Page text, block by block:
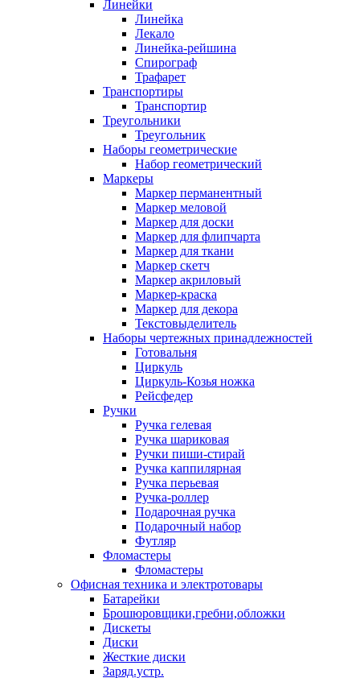
Линейки
Линейка
Лекало
Линейка-рейшина
Спирограф
Трафарет
Транспортиры
Транспортир
Треугольники
Треугольник
Наборы геометрические
Набор геометрический
Маркеры
Маркер перманентный
Маркер меловой
Маркер для доски
Маркер для флипчарта
Маркер для ткани
Маркер скетч
Маркер акриловый
Маркер-краска
Маркер для декора
Текстовыделитель
Наборы чертежных принадлежностей
Готовальня
Циркуль
Циркуль-Козья ножка
Рейсфедер
Ручки
Ручка гелевая
Ручка шариковая
Ручки пиши-стирай
Ручка каппилярная
Ручка перьевая
Ручка-роллер
Подарочная ручка
Подарочный набор
Футляр
Фломастеры
Фломастеры
Офисная техника и электротовары
Батарейки
Брошюровщики,гребни,обложки
Дискеты
Диски
Жесткие диски
Заряд.устр.